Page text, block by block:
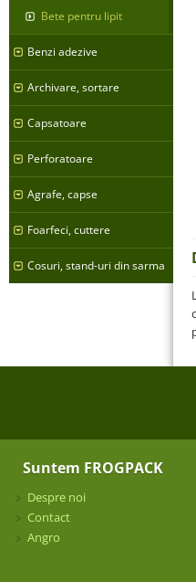
Bete pentru lipit
Benzi adezive
Archivare, sortare
Capsatoare
Perforatoare
Agrafe, capse
Foarfeci, cuttere
Cosuri, stand-uri din sarma
Suntem FROGPACK
Despre noi
Contact
Angro